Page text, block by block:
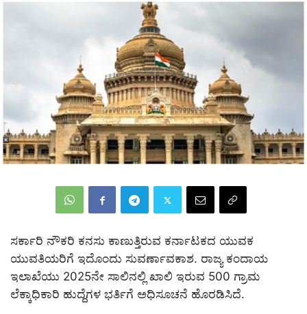
ಸರ್ಕಾರಿ ನೌಕರಿ ಕನಸು ಕಾಣುತ್ತಿರುವ ಕರ್ನಾಟಕದ ಯುವಕ
ಯುವತಿಯರಿಗೆ ಇದೊಂದು ಸುವರ್ಣಾವಕಾಶ. ರಾಜ್ಯ ಕಂದಾಯ
ಇಲಾಖೆಯು 2025ನೇ ಸಾಲಿನಲ್ಲಿ ಖಾಲಿ ಇರುವ 500 ಗ್ರಾಮ
ಲೆಕ್ಕಾಧಿಕಾರಿ ಹುದ್ದೆಗಳ ಭರ್ತಿಗೆ ಅಧಿಸೂಚನೆ ಹೊರಡಿಸಿದೆ.